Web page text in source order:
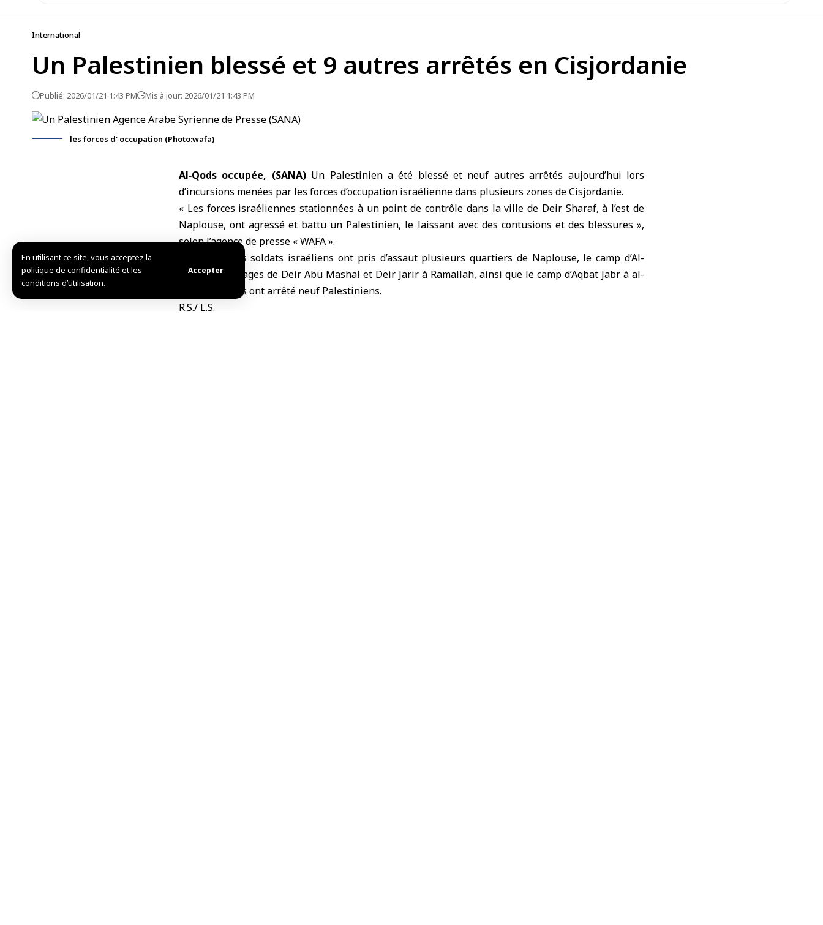
En utilisant ce site, vous acceptez la
politique de confidentialité et les
conditions d’utilisation.
Accepter
International
Un Palestinien blessé et 9 autres arrêtés en Cisjordanie
Publié: 2026/01/21 1:43 PM Mis à jour: 2026/01/21 1:43 PM
les forces d' occupation (Photo:wafa)
Al‑Qods occupée, (SANA) Un Palestinien a été blessé et neuf autres arrêtés aujourd’hui lors
d’incursions menées par les forces d’occupation israélienne dans plusieurs zones de Cisjordanie.
« Les forces israéliennes stationnées à un point de contrôle dans la ville de Deir Sharaf, à l’est de
Naplouse, ont agressé et battu un Palestinien, le laissant avec des contusions et des blessures »,
selon l’agence de presse « WAFA ».
De même, des soldats israéliens ont pris d’assaut plusieurs quartiers de Naplouse, le camp d’Al-
Amari, les villages de Deir Abu Mashal et Deir Jarir à Ramallah, ainsi que le camp d’Aqbat Jabr à al-
Khalil, où elles ont arrêté neuf Palestiniens.
R.S./ L.S.